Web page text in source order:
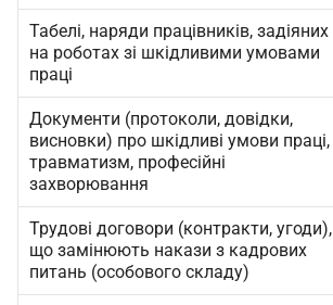
Табелі, наряди працівників, задіяних
на роботах зі шкідливими умовами
праці
Документи (протоколи, довідки,
висновки) про шкідливі умови праці,
травматизм, професійні
захворювання
Трудові договори (контракти, угоди),
що замінюють накази з кадрових
питань (особового складу)